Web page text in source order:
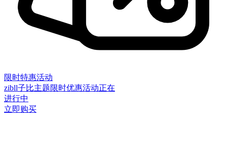
限时特惠活动
zibll子比主题限时优惠活动正在
进行中
立即购买